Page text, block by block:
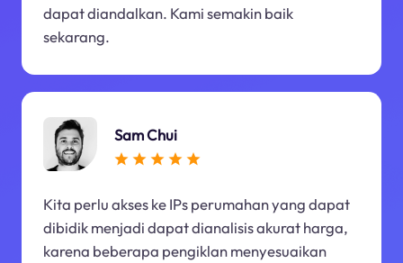
dapat diandalkan. Kami semakin baik
sekarang.
Sam Chui
Kita perlu akses ke IPs perumahan yang dapat
dibidik menjadi dapat dianalisis akurat harga,
karena beberapa pengiklan menyesuaikan